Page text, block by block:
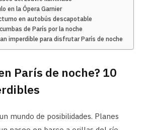
en la Ópera Garnier
en autobús descapotable
de París por la noche
imperdible para disfrutar París de noche
París de noche? 10
mundo de posibilidades. Planes